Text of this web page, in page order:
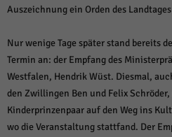
Auszeichnung ein Orden des
Nur wenige Tage später stand bereits
Termin an: der Empfang des
Westfalen, Hendrik Wüst. Diesmal,
den Zwillingen Ben und Felix
Kinderprinzenpaar auf den Weg ins
wo die Veranstaltung stattfand. Der